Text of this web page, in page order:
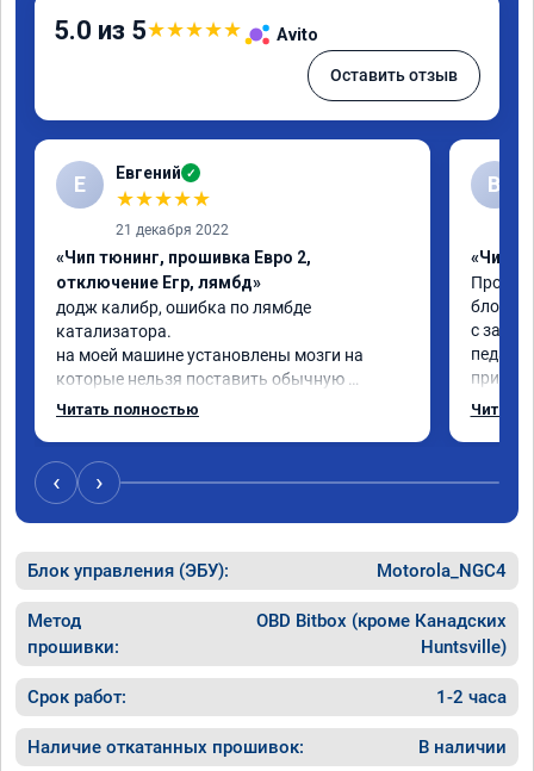
5.0 из 5★★★★★ Avito
Оставить отзыв
Е Евгений ✓
★★★★★
21 декабря 2022
«Чип тюнинг, прошивка Евро 2,
отключение Егр, лямбд»
додж калибр, ошибка по лямбде
катализатора.
на моей машине установлены мозги на
которые нельзя поставить обычную
прошивку под евро 2.
который изменил код, далее Даниил за 30
сек залил его в мозги.
проехал уже 100 км ошибка не появилась,
хотя раньше после сброса ошибке
выскакивал ошибка через 20км.
работой доволен.
Читать полностью
В
«Чип
с
педаль
всего
в
за 60,
он
По
Читать
‹ ›
Блок управления (ЭБУ): Motorola_NGC4
Метод
прошивки:
OBD Bitbox (кроме Канадских
Huntsville)
Срок работ: 1-2 часа
Наличие откатанных прошивок: В наличии